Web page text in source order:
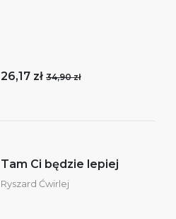
26,17 zł 34,90 zł
Tam Ci będzie lepiej
Ryszard Ćwirlej